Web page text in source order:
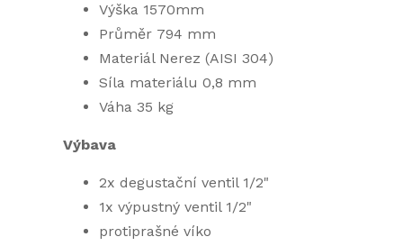
Výška 1570mm
Průměr 794 mm
Materiál Nerez (AISI 304)
Síla materiálu 0,8 mm
Váha 35 kg
Výbava
2x degustační ventil 1/2"
1x výpustný ventil 1/2"
protiprašné víko